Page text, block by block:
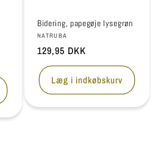
Bidering, papegøje lysegrøn
Forhandler:
NATRUBA
Normalpris
129,95 DKK
Læg i indkøbskurv